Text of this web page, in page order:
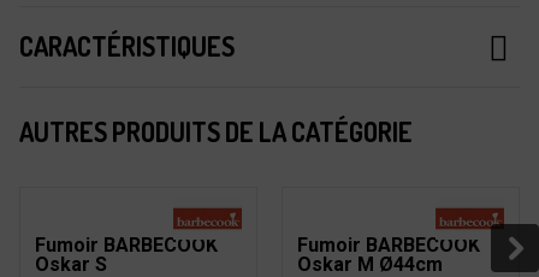
CARACTÉRISTIQUES
AUTRES PRODUITS DE LA CATÉGORIE
Fumoir BARBECOOK
Oskar S
Fumoir BARBECOOK
Oskar M Ø44cm